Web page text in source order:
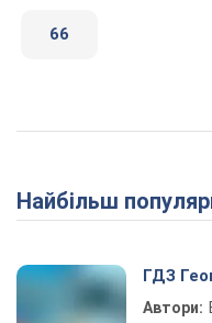
66
Найбільш
ГДЗ
Автори: